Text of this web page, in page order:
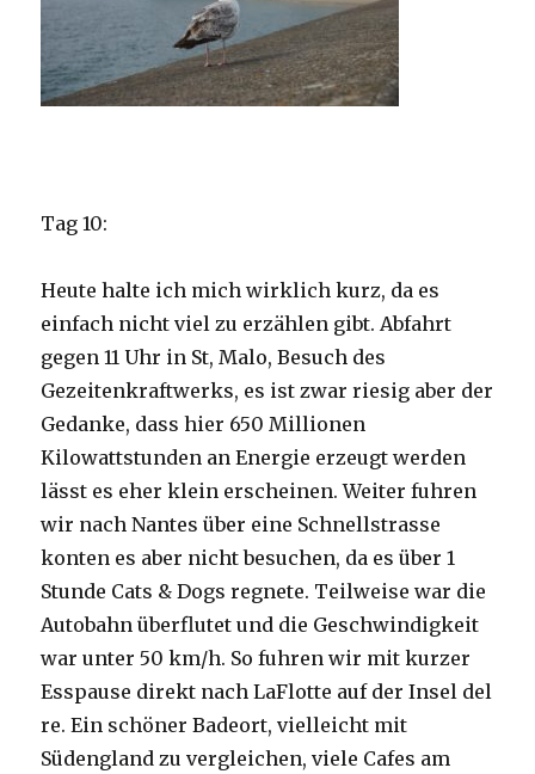
Tag 10:
Heute halte ich mich wirklich kurz, da es
einfach nicht viel zu erzählen gibt. Abfahrt
gegen 11 Uhr in St, Malo, Besuch des
Gezeitenkraftwerks, es ist zwar riesig aber der
Gedanke, dass hier 650 Millionen
Kilowattstunden an Energie erzeugt werden
lässt es eher klein erscheinen. Weiter fuhren
wir nach Nantes über eine Schnellstrasse
konten es aber nicht besuchen, da es über 1
Stunde Cats & Dogs regnete. Teilweise war die
Autobahn überflutet und die Geschwindigkeit
war unter 50 km/h. So fuhren wir mit kurzer
Esspause direkt nach LaFlotte auf der Insel del
re. Ein schöner Badeort, vielleicht mit
Südengland zu vergleichen, viele Cafes am